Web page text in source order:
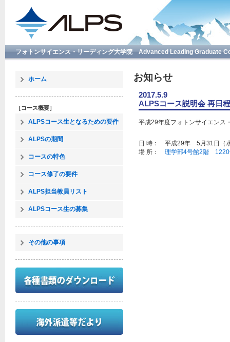
フォトンサイエンス・リーディング大学院 Advanced Leading Graduate
ホーム
［コース概要］
ALPSコース生となるための要件
ALPSの期間
コースの特色
コース修了の要件
ALPS担当教員リスト
ALPSコース生の募集
その他の事項
お知らせ
2017.5.9
ALPSコース説明会 再日
平成29年度フォトンサイエンス
日 時： 平成29年 5月31日（
場 所： 理学部4号館2階 1220